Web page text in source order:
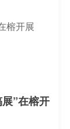
”在榕开